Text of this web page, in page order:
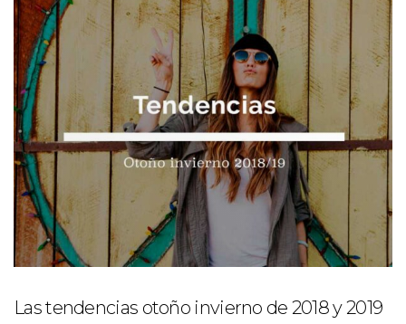
Las tendencias otoño invierno de 2018 y 2019